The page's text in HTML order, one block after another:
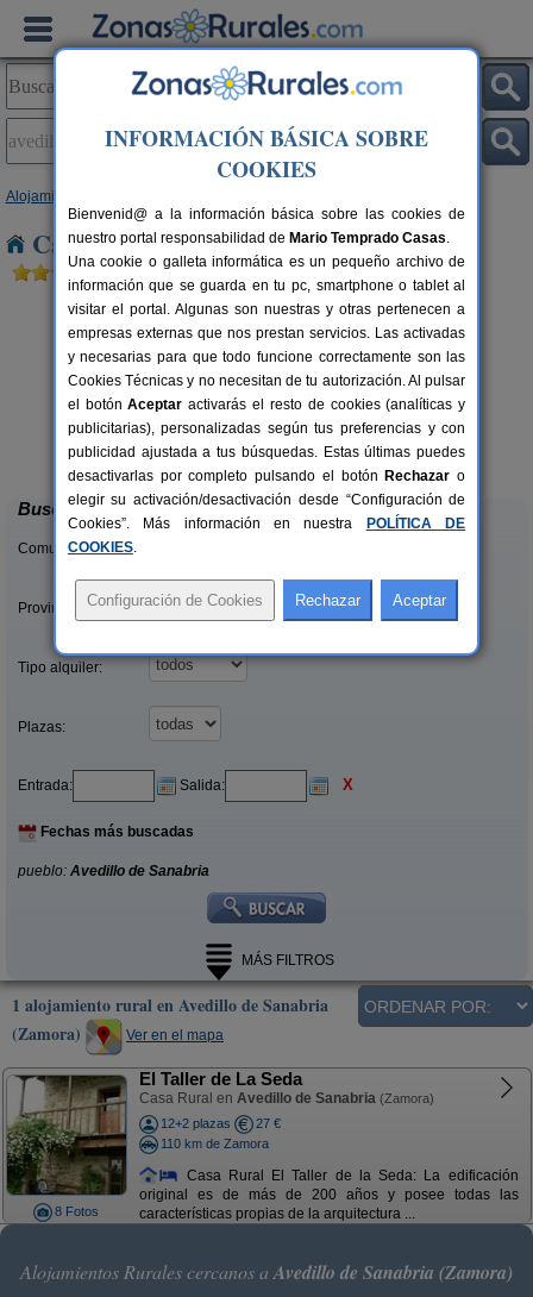
Alojamientos
Casas Rurales en Avedillo de Sanabria
4 pers.
desde30 €
Casa Rural El Barricuevo
Almeida de Sayago (Zamora)
Buscar
Comunidades:
Provincias/Islas:
Tipo alquiler:
Plazas:
Entrada: Salida: X
Fechas más buscadas
pueblo: Avedillo de Sanabria
MÁS FILTROS
1 alojamiento rural en Avedillo de Sanabria
(Zamora)
Ver en el mapa
8 Fotos
El Taller de La Seda
Casa Rural en Avedillo de Sanabria (Zamora)
12+2 plazas
27 €
110 km de Zamora
Casa Rural El Taller de la Seda: La edificación
original es de más de 200 años y posee todas las
características propias de la arquitectura ...
Alojamientos Rurales cercanos a Avedillo de Sanabria (Zamora)
INFORMACIÓN BÁSICA SOBRE
COOKIES
Bienvenid@ a la información básica sobre las cookies de
nuestro portal responsabilidad de Mario Temprado Casas.
Una cookie o galleta informática es un pequeño archivo de
información que se guarda en tu pc, smartphone o tablet al
visitar el portal. Algunas son nuestras y otras pertenecen a
empresas externas que nos prestan servicios. Las activadas
y necesarias para que todo funcione correctamente son las
Cookies Técnicas y no necesitan de tu autorización. Al pulsar
el botónAceptar activarás el resto de cookies (analíticas y
publicitarias), personalizadas según tus preferencias y con
publicidad ajustada a tus búsquedas. Estas últimas puedes
desactivarlas por completo pulsando el botón Rechazar o
elegir su activación/desactivación desde “Configuración de
Cookies”. Más información en nuestra
POLÍTICA DE
COOKIES.